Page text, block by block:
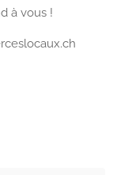
à vous !